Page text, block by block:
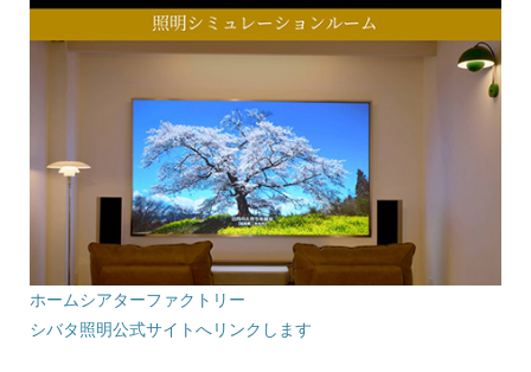
ホームシアターファクトリー
シバタ照明公式サイトへリンクします